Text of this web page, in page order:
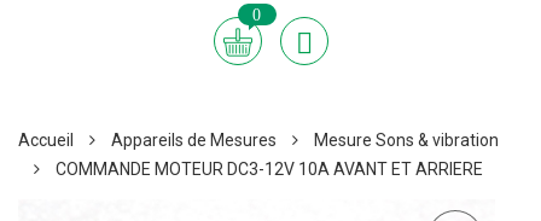
0
Accueil Appareils de Mesures
Mesure Sons & vibration
COMMANDE MOTEUR DC3-12V 10A AVANT ET ARRIERE